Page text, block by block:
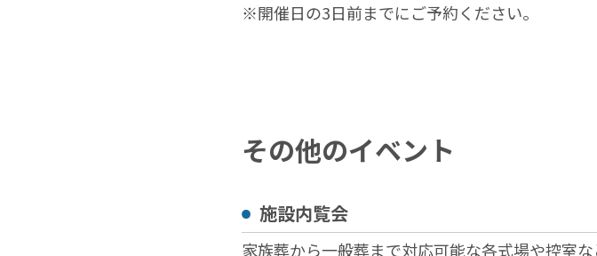
※開催日の3日前までにご予約ください。
その他のイベント
施設内覧会
家族葬から一般葬まで対応可能な各式場や控室な